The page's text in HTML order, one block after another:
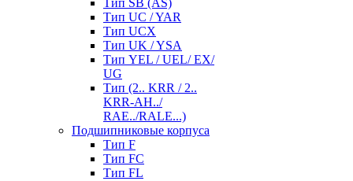
Тип SB (AS)
Тип UC / YAR
Тип UCX
Тип UK / YSA
Тип YEL / UEL/ EX/
UG
Тип (2.. KRR / 2..
KRR-AH../
RAE../RALE...)
Подшипниковые корпуса
Тип F
Тип FC
Тип FL